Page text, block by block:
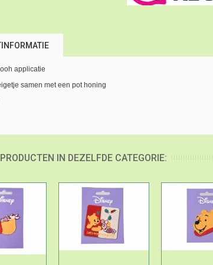
applicatie
samen met een pot honing
IN DEZELFDE CATEGORIE: